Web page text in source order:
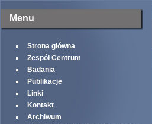
Menu
Strona główna
Zespół Centrum
Badania
Publikacje
Linki
Kontakt
Archiwum